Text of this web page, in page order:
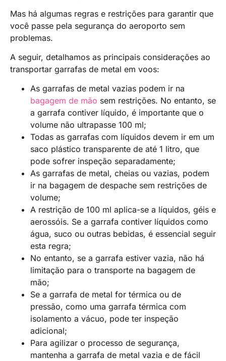
Mas há algumas regras e restrições para garantir que
você passe pela segurança do aeroporto sem
problemas.
A seguir, detalhamos as principais considerações ao
transportar garrafas de metal em voos:
As garrafas de metal vazias podem ir na
bagagem de mão sem restrições. No entanto, se
a garrafa contiver líquido, é importante que o
volume não ultrapasse 100 ml;
Todas as garrafas com líquidos devem ir em um
saco plástico transparente de até 1 litro, que
pode sofrer inspeção separadamente;
As garrafas de metal, cheias ou vazias, podem
ir na bagagem de despache sem restrições de
volume;
A restrição de 100 ml aplica-se a líquidos, géis e
aerossóis. Se a garrafa contiver líquidos como
água, suco ou outras bebidas, é essencial seguir
esta regra;
No entanto, se a garrafa estiver vazia, não há
limitação para o transporte na bagagem de
mão;
Se a garrafa de metal for térmica ou de
pressão, como uma garrafa térmica com
isolamento a vácuo, pode ter inspeção
adicional;
Para agilizar o processo de segurança,
mantenha a garrafa de metal vazia e de fácil